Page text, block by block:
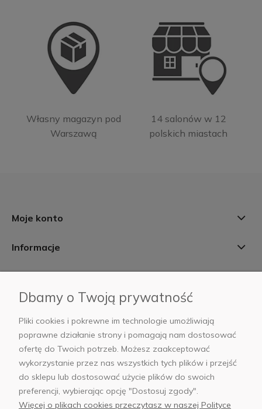
Własny magazyn pod
Warszawą
14 salonów w 12
polskich miastach
Moje konto
Informacje
AB Foto
sklep@abfoto.pl
+48 797 971 275
Dbamy o Twoją prywatność
Pliki cookies i pokrewne im technologie umożliwiają
poprawne działanie strony i pomagają nam dostosować
ofertę do Twoich potrzeb. Możesz zaakceptować
wykorzystanie przez nas wszystkich tych plików i przejść
do sklepu lub dostosować użycie plików do swoich
preferencji, wybierając opcję "Dostosuj zgody".
Więcej o plikach cookies przeczytasz w naszej Polityce